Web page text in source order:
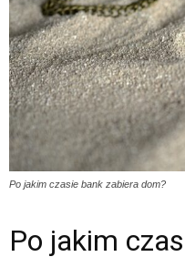
Po jakim czasie bank zabiera dom?
Po jakim